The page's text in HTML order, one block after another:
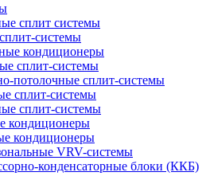
сплит системы
системы
кондиционеры
сплит-системы
потолочные сплит-системы
сплит-системы
сплит-системы
кондиционеры
кондиционеры
VRV-системы
конденсаторные блоки (ККБ)